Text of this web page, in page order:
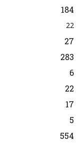
184
22
27
283
6
22
17
5
554